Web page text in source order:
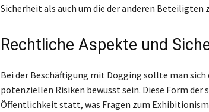
Sicherheit als auch um die der anderen Beteiligten
Rechtliche Aspekte und
Bei der Beschäftigung mit Dogging sollte man
potenziellen Risiken bewusst sein. Diese Form
Öffentlichkeit statt, was Fragen zum